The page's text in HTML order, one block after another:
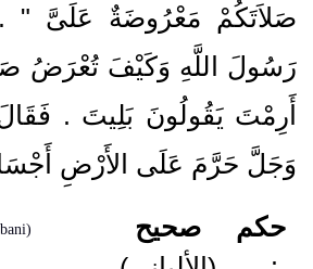
صَلاَتَكُمْ مَعْرُوضَةٌ عَلَىَّ ‏"‏ ‏.‏
رَسُولَ اللَّهِ وَكَيْفَ تُعْرَضُ
أَرِمْتَ يَقُولُونَ بَلِيتَ ‏.‏
وَجَلَّ حَرَّمَ عَلَى الأَرْضِ أَجْسَادَ
صحيح
حكم